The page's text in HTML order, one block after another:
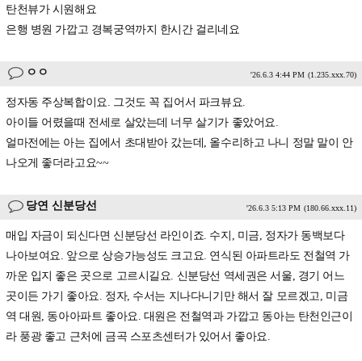
탄천뷰가 시원해요
은행 병원 가깝고 경복궁역까지 한시간 걸리네요
ㅇㅇ '26.6.3 4:44 PM (1.235.xxx.70)
정자동 주상복합이요. 그것도 꼭 집어서 파크뷰요.
아이들 어렸을때 전세로 살았는데 너무 살기가 좋았어요.
얼마전에는 아는 집에서 초대받아 갔는데, 올수리하고 나니 정말 말이 안
나오게 좋더라고요~~
당연 신분당선 '26.6.3 5:13 PM (180.66.xxx.11)
매입 자금이 되신다면 신분당선 라인이죠. 수지, 미금, 정자가 동백보다
나아보여요. 앞으로 상승가능성도 크고요. 연식된 아파트라도 전철역 가
까운 입지 좋은 곳으로 고르시길요. 신분당선 역세권은 서울, 경기 어느
곳이든 가기 좋아요. 정자, 수서는 지나다니기만 해서 잘 모르겠고, 미금
역 대원, 동아아파트 좋아요. 대원은 전철역과 가깝고 동아는 탄천인근이
라 풍광 좋고 근처에 금곡 스포츠센터가 있어서 좋아요.